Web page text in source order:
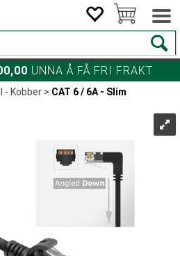
UNNA Å FÅ FRI FRAKT
- Kobber>CAT 6 / 6A - Slim